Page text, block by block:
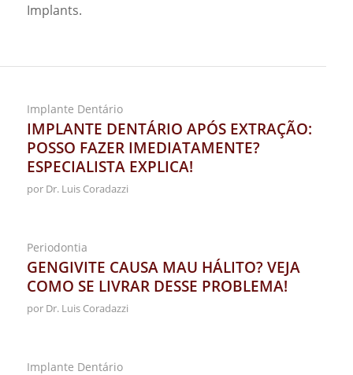
Implants.
Implante Dentário
IMPLANTE DENTÁRIO APÓS EXTRAÇÃO:
POSSO FAZER IMEDIATAMENTE?
ESPECIALISTA EXPLICA!
por Dr. Luis Coradazzi
Periodontia
GENGIVITE CAUSA MAU HÁLITO? VEJA
COMO SE LIVRAR DESSE PROBLEMA!
por Dr. Luis Coradazzi
Implante Dentário